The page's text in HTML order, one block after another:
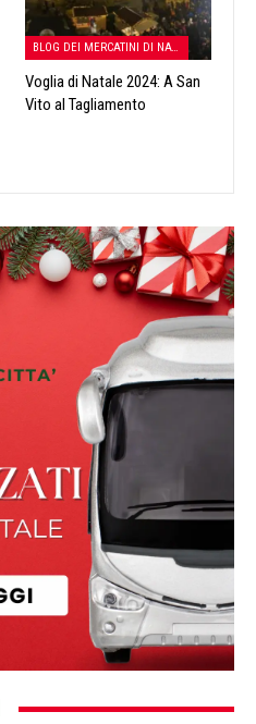
BLOG DEI MERCATINI DI NATALE
Voglia di Natale 2024: A San
Vito al Tagliamento